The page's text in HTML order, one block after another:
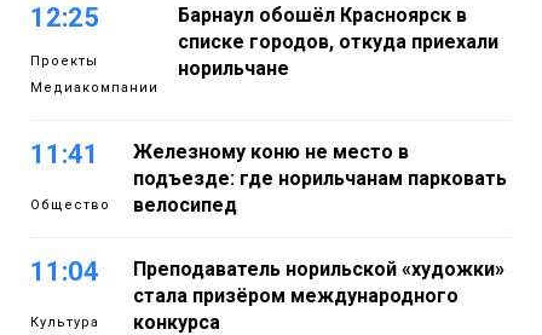
12:25
Проекты
Медиакомпании
Барнаул обошёл Красноярск в
списке городов, откуда приехали
норильчане
11:41
Общество
Железному коню не место в
подъезде: где норильчанам парковать
велосипед
11:04
Культура
Преподаватель норильской «художки»
стала призёром международного
конкурса